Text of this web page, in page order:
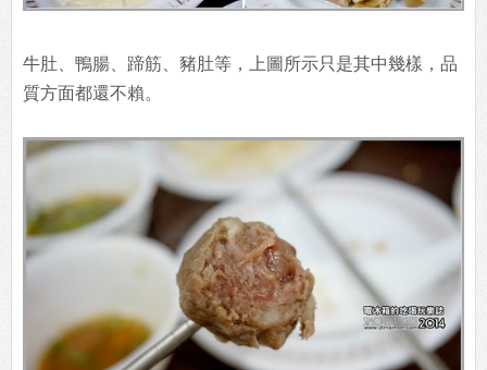
牛肚、鴨腸、蹄筋、豬肚等，上圖所示只是其中幾樣，品
質方面都還不賴。